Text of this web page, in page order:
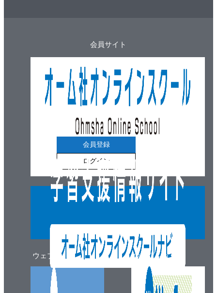
ウェブマガジン
会員サイト
会員登録
ログイン
ウェブショップ